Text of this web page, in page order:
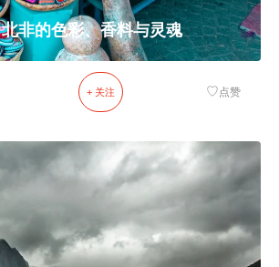
非的色彩、香料与灵魂
+ 关注 ♡点赞